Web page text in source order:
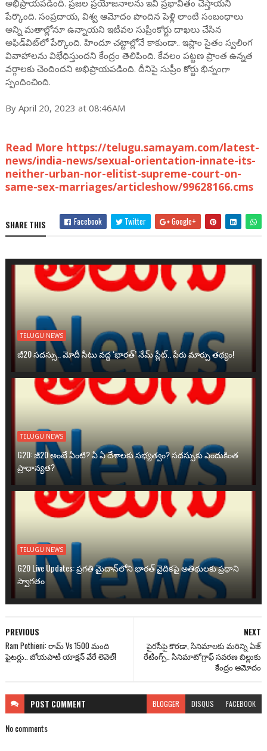
అభిప్రాయపడింది. ప్రజల ప్రయోజనాలను ఇవి ప్రభావితం చేస్తాయని
పేర్కొంది. సంప్రదాయ, విశ్వ ఆమోదం పొందిన పెళ్లి లాంటి సంబంధాలు
అన్ని మతాల్లోనూ ఉన్నాయని ఇటీవల సుప్రీంకోర్టు దాఖలు చేసిన
అఫిడ్‌విట్‌లో పేర్కొంది. హిందూ చట్టాల్లోనే కాకుండా.. ఇస్లాం సైతం స్వలింగ
వివాహాలను విభేధిస్తుందని కేంద్రం తెలిపింది. కేవలం పట్టణ ప్రాంత ఉన్నత
వర్గాలకు చెందిందని అభిప్రాయపడింది. దీనిపై సుప్రీం కోర్టు భిన్నంగా
స్పందించింది.
By April 20, 2023 at 08:46AM
Read More https://telugu.samayam.com/latest-
news/india-news/sexual-orientation-innate-its-
neither-urban-nor-elitist-supreme-court-on-
same-sex-marriages/articleshow/99628166.cms
SHARE THIS Facebook Twitter Google+
TELUGU NEWS
జీ20 సదస్సు.. మోదీ సీటు వద్ద ‘భారత్’ నేమ్ ప్లేట్‌.. పేరు మార్పు తథ్యం!
TELUGU NEWS
G20: జీ20 అంటే ఏంటి? ఏ ఏ దేశాలకు సభ్యత్వం? సదస్సుకు ఎందుకింత
ప్రాధాన్యత?
TELUGU NEWS
G20 Live Updates: ప్రగతి మైదాన్‌లోని భారత్ వైదికపై అతిథులకు ప్రధాని
స్వాగతం
NEXT
పైరసీపై కొరడా, సినిమాలకు మరిన్ని ఏజ్
రేటింగ్స్.. సినిమాటోగ్రాఫ్ సవరణ బిల్లుకు
కేంద్రం ఆమోదం
PREVIOUS
Ram Pothieni: రామ్ Vs 1500 మంది
ఫైటర్లు.. బోయపాటి యాక్షన్ వేరే లెవెల్!
POST COMMENT BLOGGER DISQUS FACEBOOK
No comments